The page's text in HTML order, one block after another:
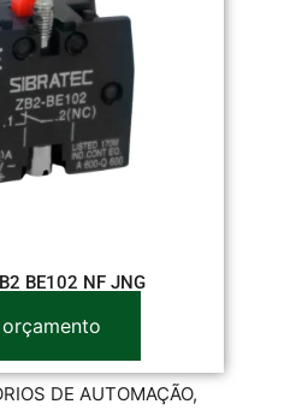
BE102 NF JNG
DE AUTOMAÇÃO,